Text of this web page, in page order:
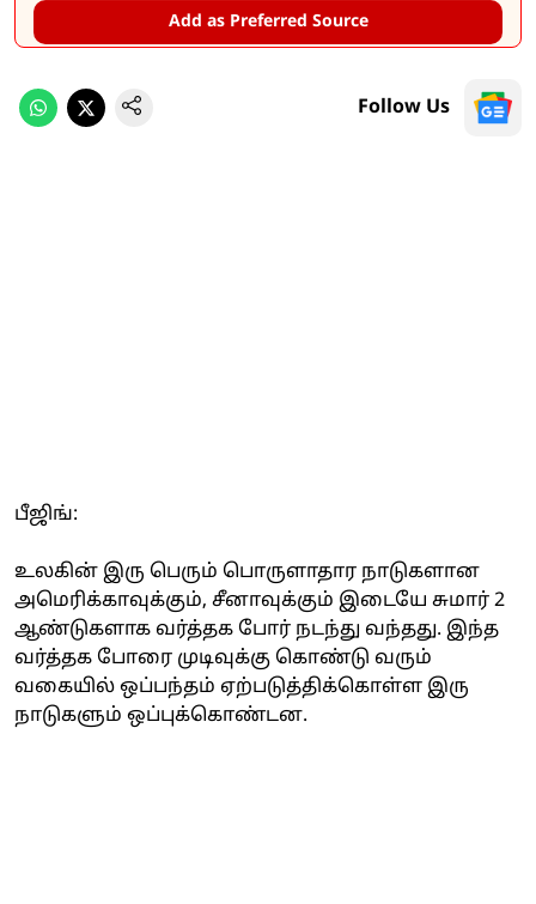
Add as Preferred Source
Follow Us
பீஜிங்:
உலகின் இரு பெரும் பொருளாதார நாடுகளான
அமெரிக்காவுக்கும், சீனாவுக்கும் இடையே சுமார் 2
ஆண்டுகளாக வர்த்தக போர் நடந்து வந்தது. இந்த
வர்த்தக போரை முடிவுக்கு கொண்டு வரும்
வகையில் ஒப்பந்தம் ஏற்படுத்திக்கொள்ள இரு
நாடுகளும் ஒப்புக்கொண்டன.